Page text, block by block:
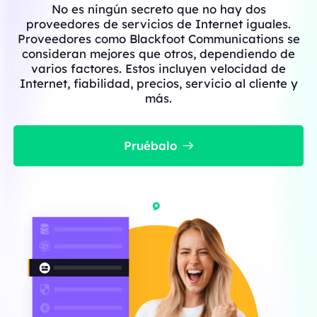
No es ningún secreto que no hay dos
proveedores de servicios de Internet iguales.
Proveedores como Blackfoot Communications se
consideran mejores que otros, dependiendo de
varios factores. Estos incluyen velocidad de
Internet, fiabilidad, precios, servicio al cliente y
más.
Pruébalo